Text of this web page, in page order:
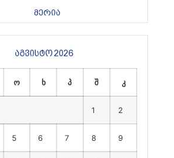
მერია
აგვისტო 2026
ო ხ პ შ კ
1 2
5 6 7 8 9